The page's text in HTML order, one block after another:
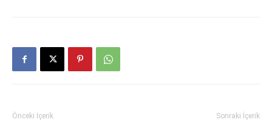
Önceki İçerik Sonraki İçerik